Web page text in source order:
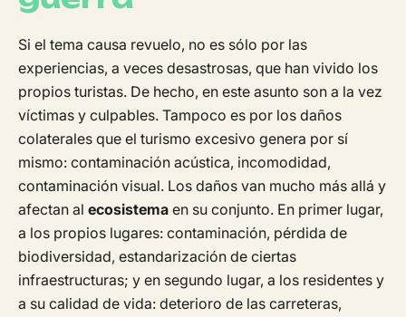
Si el tema causa revuelo, no es sólo por las
experiencias, a veces desastrosas, que han vivido los
propios turistas. De hecho, en este asunto son a la vez
víctimas y culpables. Tampoco es por los daños
colaterales que el turismo excesivo genera por sí
mismo: contaminación acústica, incomodidad,
contaminación visual. Los daños van mucho más allá y
afectan al ecosistema en su conjunto. En primer lugar,
a los propios lugares: contaminación, pérdida de
biodiversidad, estandarización de ciertas
infraestructuras; y en segundo lugar, a los residentes y
a su calidad de vida: deterioro de las carreteras,